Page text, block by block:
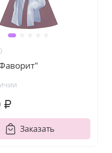
₽
Заказать